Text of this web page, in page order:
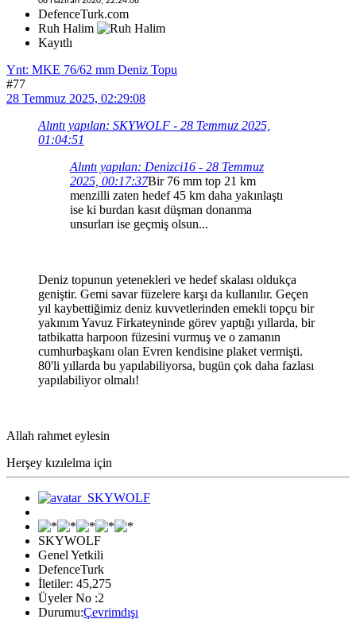
DefenceTurk.com
Ruh Halim
Kayıtlı
Ynt: MKE 76/62 mm Deniz Topu
#77
28 Temmuz 2025, 02:29:08
Alıntı yapılan: SKYWOLF - 28 Temmuz 2025,
01:04:51
Alıntı yapılan: Denizci16 - 28 Temmuz
2025, 00:17:37Bir 76 mm top 21 km
menzilli zaten hedef 45 km daha yakınlaştı
ise ki burdan kasıt düşman donanma
unsurları ise geçmiş olsun...
Deniz topunun yetenekleri ve hedef skalası oldukça
geniştir. Gemi savar füzelere karşı da kullanılır. Geçen
yıl kaybettiğimiz deniz kuvvetlerinden emekli topçu bir
yakınım Yavuz Firkateyninde görev yaptığı yıllarda, bir
tatbikatta harpoon füzesini vurmuş ve o zamanın
cumhurbaşkanı olan Evren kendisine plaket vermişti.
80'li yıllarda bu yapılabiliyorsa, bugün çok daha fazlası
yapılabiliyor olmalı!
Allah rahmet eylesin
Herşey kızılelma için
SKYWOLF
Genel Yetkili
DefenceTurk
İletiler: 45,275
Üyeler No :2
Durumu:Çevrimdışı